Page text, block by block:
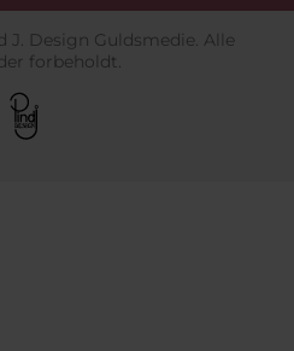
Design Guldsmedie. Alle
forbeholdt.